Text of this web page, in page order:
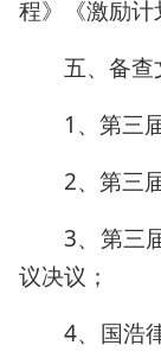
程》《激励计
五、备查
1、第三
2、第三
3、第三
议决议；
4、国浩